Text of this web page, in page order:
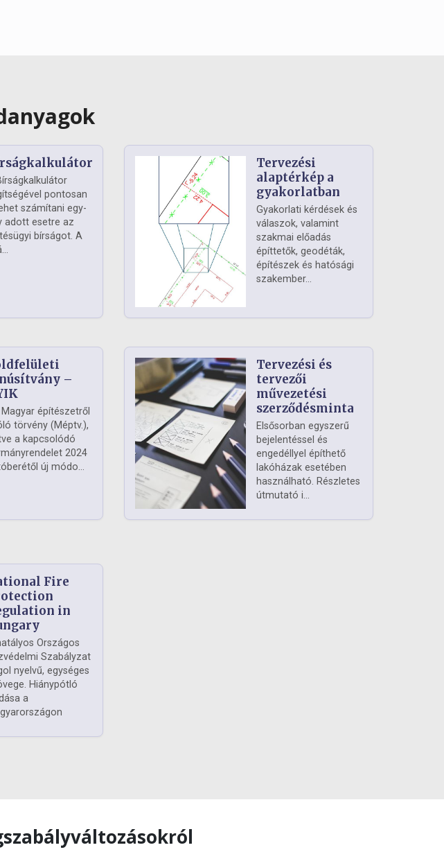
pontosan
számítani egy-
adott esetre az
bírságot. A
Tervezési
alaptérkép a
gyakorlatban
Gyakorlati kérdések és
válaszok, valamint
szakmai előadás
építtetők, geodéták,
építészek és hatósági
szakember...
–
építészetről
törvény (Méptv.),
a kapcsolódó
2024
új módo...
Tervezési és
tervezői
művezetési
szerződésminta
Elsősorban egyszerű
bejelentéssel és
engedéllyel építhető
lakóházak esetében
használható. Részletes
útmutató i...
Fire
in
Országos
Szabályzat
nyelvű, egységes
Hiánypótló
a